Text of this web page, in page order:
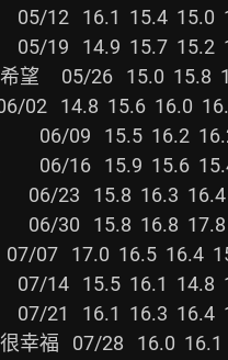
05/12   16.1  15.4  15.0
05/19   14.9  15.7  15.2
望     05/26   15.0  15.8
02   14.8  15.6  16.0
06/09   15.5  16.2
06/16   15.9  15.6
06/23   15.8  16.3
06/30   15.8  16.8
07/07   17.0  16.5  16.4
07/14   15.5  16.1  14.8
07/21   16.1  16.3  16.4
幸福   07/28   16.0  16.1